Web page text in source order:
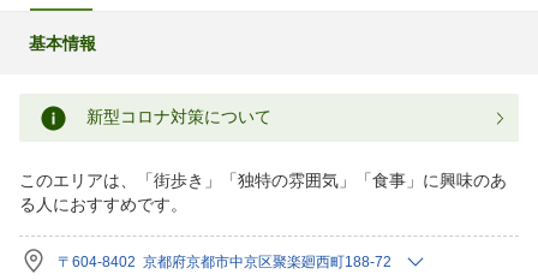
基本情報
新型コロナ対策について
このエリアは、「街歩き」「独特の雰囲気」「食事」に興味のあ
る人におすすめです。
〒604-8402 京都府京都市中京区聚楽廻西町188-72